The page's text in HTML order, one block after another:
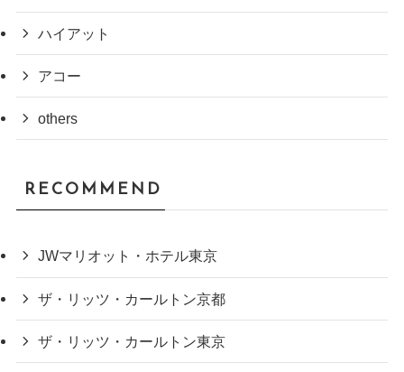
ハイアット
アコー
others
RECOMMEND
JWマリオット・ホテル東京
ザ・リッツ・カールトン京都
ザ・リッツ・カールトン東京